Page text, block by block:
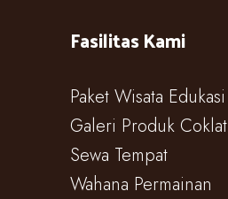
Fasilitas Kami
Paket Wisata Edukasi
Galeri Produk Coklat
Sewa Tempat
Wahana Permainan